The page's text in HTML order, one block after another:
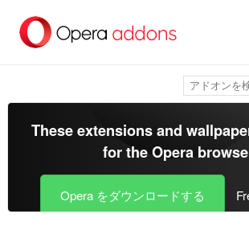
メ
ツ
These extensions and
for theOpera
Opera をダウンロードする